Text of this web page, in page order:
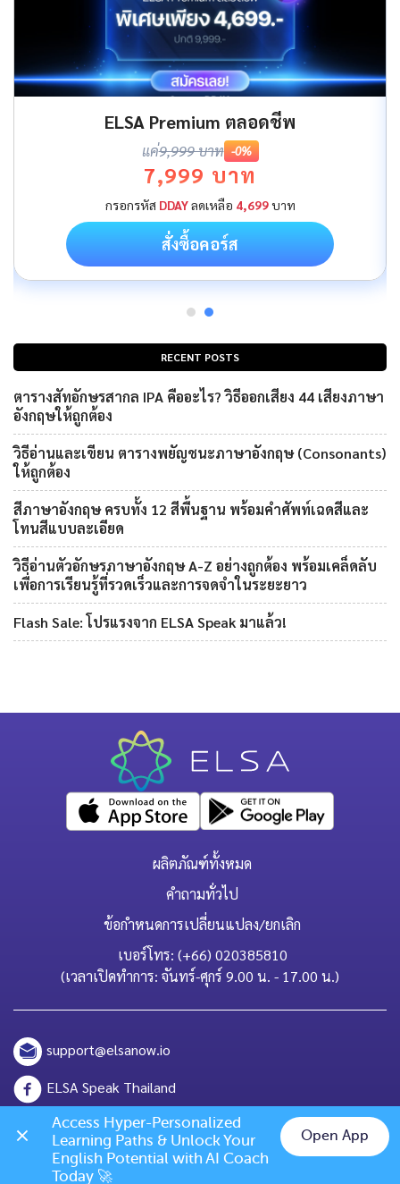
RECENT POSTS
ตารางสัทอักษรสากล IPA คืออะไร? วิธีออกเสียง 44 เสียงภาษา
อังกฤษให้ถูกต้อง
วิธีอ่านและเขียน ตารางพยัญชนะภาษาอังกฤษ (Consonants)
ให้ถูกต้อง
สีภาษาอังกฤษ ครบทั้ง 12 สีพื้นฐาน พร้อมคำศัพท์เฉดสีและ
โทนสีแบบละเอียด
วิธีอ่านตัวอักษรภาษาอังกฤษ A-Z อย่างถูกต้อง พร้อมเคล็ดลับ
เพื่อการเรียนรู้ที่รวดเร็วและการจดจำในระยะยาว
Flash Sale: โปรแรงจาก ELSA Speak มาแล้ว!
ELSA Premium ตลอดชีพ
แค่9,999 บาท -0%
7,999 บาท
กรอกรหัส DDAYลดเหลือ 4,699บาท
สั่งซื้อคอร์ส
ผลิตภัณฑ์ทั้งหมด
คำถามทั่วไป
ข้อกำหนดการเปลี่ยนแปลง/ยกเลิก
เบอร์โทร: (+66) 020385810
(เวลาเปิดทำการ: จันทร์-ศุกร์ 9.00 น. - 17.00 น.)
support@elsanow.io
ELSA Speak Thailand
Channel ID: @elsaspeak
139 Old Orchard Dr, Los Gatos, CA 95032Chat on LINE
Access Hyper-Personalized
Learning Paths & Unlock Your
English Potential with AI Coach
Today 🚀
Open App